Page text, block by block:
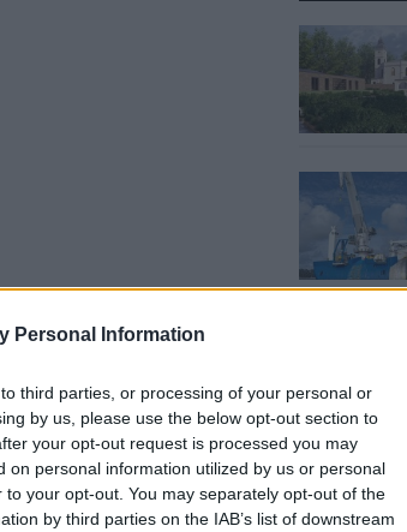
Personal Information
third parties, or processing of your personal or
by us, please use the below opt-out section to
your opt-out request is processed you may
on personal information utilized by us or personal
your opt-out. You may separately opt-out of the
by third parties on the IAB’s list of downstream